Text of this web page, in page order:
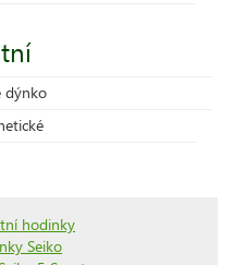
dýnko
hodinky
Seiko